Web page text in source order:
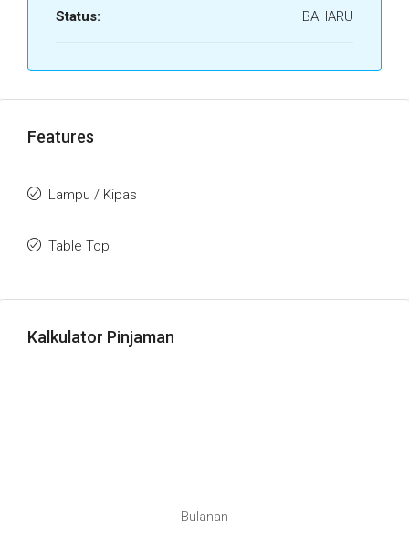
Status: BAHARU
Features
Lampu / Kipas
Table Top
Kalkulator Pinjaman
Bulanan